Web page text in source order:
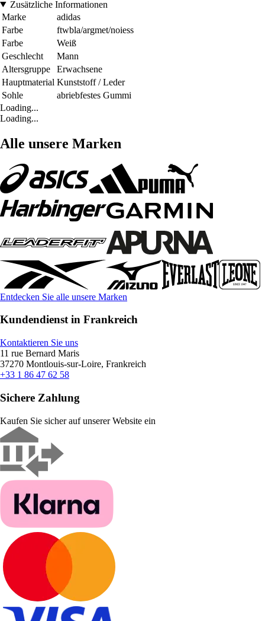
Zusätzliche Informationen
Marke
adidas
Farbe
ftwbla/argmet/noiess
Farbe
Weiß
Geschlecht
Mann
Altersgruppe
Erwachsene
Hauptmaterial Kunststoff / Leder
Sohle
abriebfestes Gummi
Loading...
Loading...
Alle unsere Marken
Entdecken Sie alle unsere Marken
Kundendienst in Frankreich
Kontaktieren Sie uns
11 rue Bernard Maris
37270 Montlouis-sur-Loire, Frankreich
+33 1 86 47 62 58
Sichere Zahlung
Kaufen Sie sicher auf unserer Website ein